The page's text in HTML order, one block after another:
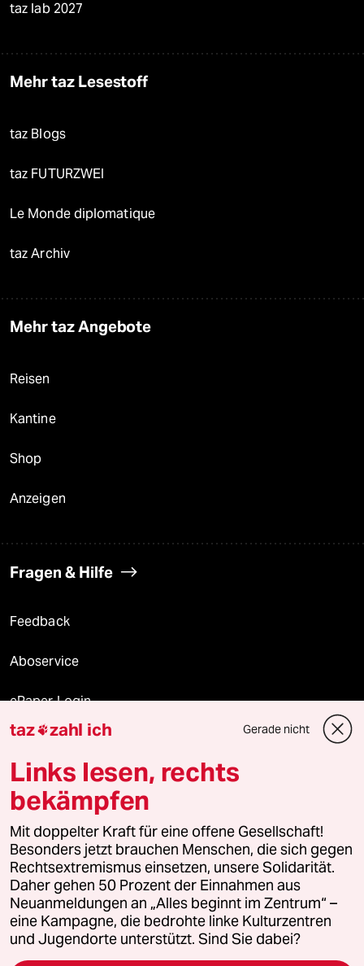
taz lab 2027
Mehr taz Lesestoff
taz Blogs
taz FUTURZWEI
Le Monde diplomatique
taz Archiv
Mehr taz Angebote
Reisen
Kantine
Shop
Anzeigen
Fragen & Hilfe
Feedback
Aboservice
ePaper Login
Downloads für Abonnierende
© 2026 taz Verlags und Vertriebs GmbH
Alle Rechte vorbehalten. Bei rechtlichen Fragen oder für Genehmigungen
wenden Sie sich bitte an
lizenzen@taz.de
Feedback Redaktionsstatut Kommune-Richtlinien
Leitlinie Informant Datenschutz Impressum AGB
taz zahl ich Gerade nicht
Links lesen, rechts
bekämpfen
Mit doppelter Kraft für eine offene Gesellschaft!
Besonders jetzt brauchen Menschen, die sich gegen
Rechtsextremismus einsetzen, unsere Solidarität.
Daher gehen 50 Prozent der Einnahmen aus
Neuanmeldungen an „Alles beginnt im Zentrum“ –
eine Kampagne, die bedrohte linke Kulturzentren
und Jugendorte unterstützt. Sind Sie dabei?